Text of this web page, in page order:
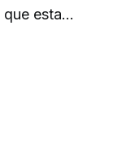
esta
temas